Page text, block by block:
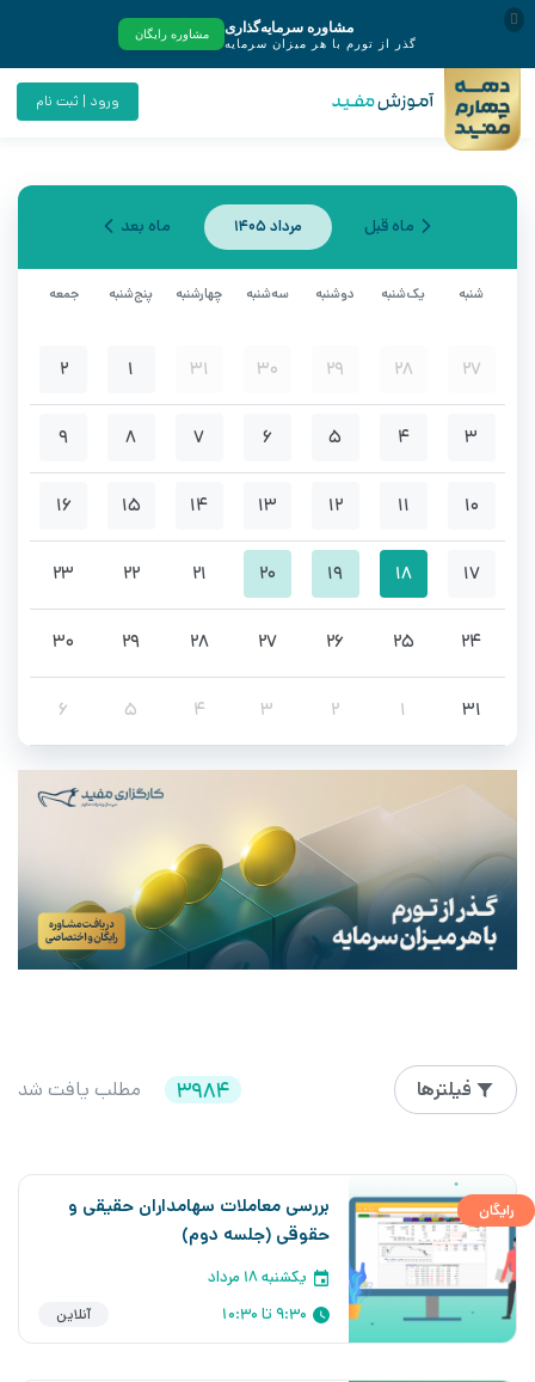
ورود | ثبت نام
مرداد ۱۴۰۵
جمعه پنج‌شنبه چهارشنبه سه‌شنبه دوشنبه یک‌شنبه شنبه
۲ ۱ ۳۱ ۳۰ ۲۹ ۲۸ ۲۷
۹ ۸ ۷ ۶ ۵ ۴ ۳
۱۶ ۱۵ ۱۴ ۱۳ ۱۲ ۱۱ ۱۰
۲۳ ۲۲ ۲۱ ۲۰ ۱۹ ۱۸ ۱۷
۳۰ ۲۹ ۲۸ ۲۷ ۲۶ ۲۵ ۲۴
۶ ۵ ۴ ۳ ۲ ۱ ۳۱
بررسی معاملات سهامداران حقیقی و
حقوقی (جلسه دوم)
یکشنبه ۱۸ مرداد
9:30 تا 10:30
آنلاین
رایگان
فیلترها 3984 مطلب یافت شد